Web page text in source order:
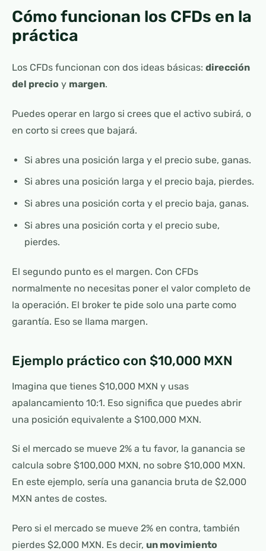
Cómo funcionan los CFDs en la
práctica
Los CFDs funcionan con dos ideas básicas: dirección
del precio y margen.
Puedes operar en largo si crees que el activo subirá, o
en corto si crees que bajará.
Si abres una posición larga y el precio sube, ganas.
Si abres una posición larga y el precio baja, pierdes.
Si abres una posición corta y el precio baja, ganas.
Si abres una posición corta y el precio sube,
pierdes.
El segundo punto es el margen. Con CFDs
normalmente no necesitas poner el valor completo de
la operación. El broker te pide solo una parte como
garantía. Eso se llama margen.
Ejemplo práctico con $10,000 MXN
Imagina que tienes $10,000 MXN y usas
apalancamiento 10:1. Eso significa que puedes abrir
una posición equivalente a $100,000 MXN.
Si el mercado se mueve 2% a tu favor, la ganancia se
calcula sobre $100,000 MXN, no sobre $10,000 MXN.
En este ejemplo, sería una ganancia bruta de $2,000
MXN antes de costes.
Pero si el mercado se mueve 2% en contra, también
pierdes $2,000 MXN. Es decir, un movimiento